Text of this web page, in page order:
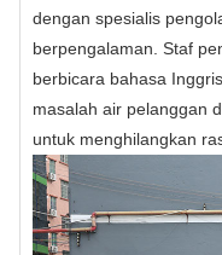
dengan spesialis
berpengalaman. Staf
berbicara bahasa
masalah air pelanggan
untuk menghilangkan